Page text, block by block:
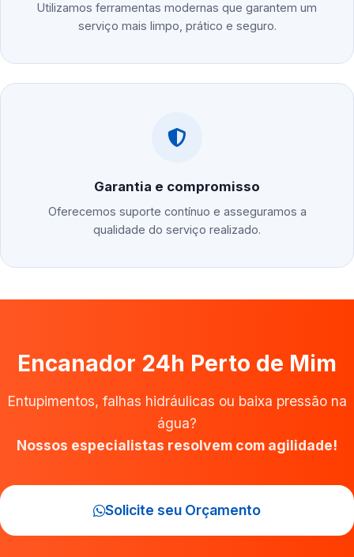
Utilizamos ferramentas modernas que garantem um
serviço mais limpo, prático e seguro.
Garantia e compromisso
Oferecemos suporte contínuo e asseguramos a
qualidade do serviço realizado.
Encanador 24h Perto de Mim
Entupimentos, falhas hidráulicas ou baixa pressão na
água?
Nossos especialistas resolvem com agilidade!
Solicite seu Orçamento